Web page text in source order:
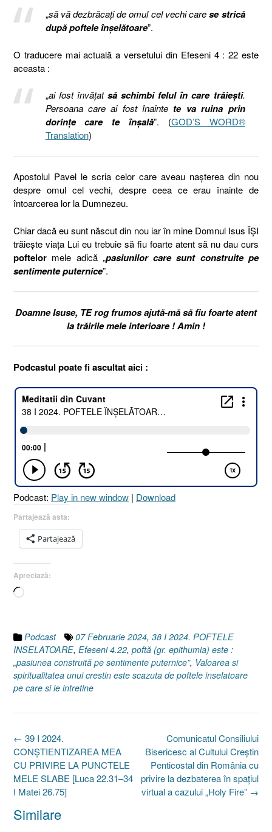
„să vă dezbrăcaţi de omul cel vechi carese strică
după poftele înşelătoare”.
O traducere mai actuală a versetului din Efeseni 4 : 22 este
aceasta :
„ai fost învățat să schimbi felul în care trăiești.
Persoana care ai fost înainte te va ruina prin
dorințe care te înșală”. (GOD’S WORD®
Translation)
Apostolul Pavel le scria celor care aveau nașterea din nou
despre omul cel vechi, despre ceea ce erau înainte de
întoarcerea lor la Dumnezeu.
Chiar dacă eu sunt născut din nou iar în mine Domnul Isus ÎȘI
trăiește viața Lui eu trebuie să fiu foarte atent să nu dau curs
poftelor mele adică „pasiunilor care sunt construite pe
sentimente puternice”.
Doamne Isuse, TE rog frumos ajută-mă să fiu foarte atent
la trăirile mele interioare ! Amin !
Podcastul poate fi ascultat aici :
Podcast: Play in new window | Download
Partajează asta:
Partajează
Apreciază:
Încarc...
Podcast 07 Februarie 2024, 38 I 2024. POFTELE
INSELATOARE, Efeseni 4.22, poftă (gr. epithumia) este :
„pasiunea construită pe sentimente puternice”, Valoarea si
spiritualitatea unui crestin este scazuta de poftele inselatoare
pe care si le intretine
Post
navigation
Comunicatul Consiliului
Bisericesc al Cultului Creștin
Penticostal din România cu
privire la dezbaterea în spațiul
virtual a cazului „Holy Fire” →
← 39 I 2024.
CONȘTIENTIZAREA MEA
CU PRIVIRE LA PUNCTELE
MELE SLABE [Luca 22.31–34
I Matei 26.75]
Similare